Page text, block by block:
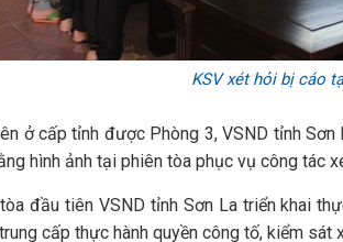
KSV xét hỏi bị cáo
ở cấp tỉnh được Phòng 3, VSND tỉnh
hình ảnh tại phiên tòa phục vụ công tác
đầu tiên VSND tỉnh Sơn La triển khai
cấp thực hành quyền công tố, kiểm sát